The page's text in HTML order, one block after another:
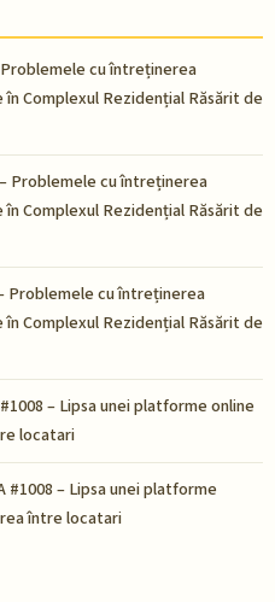
Problemele cu întreținerea
Complexul Rezidențial Răsărit de
– Problemele cu întreținerea
Complexul Rezidențial Răsărit de
Problemele cu întreținerea
Complexul Rezidențial Răsărit de
– Lipsa unei platforme online
locatari
#1008 – Lipsa unei platforme
între locatari